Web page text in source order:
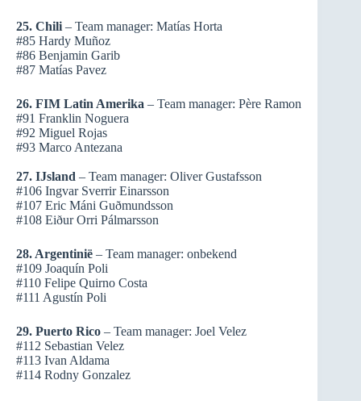
25. Chili – Team manager: Matías Horta
#85 Hardy Muñoz
#86 Benjamin Garib
#87 Matías Pavez
26. FIM Latin Amerika – Team manager: Père Ramon
#91 Franklin Noguera
#92 Miguel Rojas
#93 Marco Antezana
27. IJsland – Team manager: Oliver Gustafsson
#106 Ingvar Sverrir Einarsson
#107 Eric Máni Guðmundsson
#108 Eiður Orri Pálmarsson
28. Argentinië – Team manager: onbekend
#109 Joaquín Poli
#110 Felipe Quirno Costa
#111 Agustín Poli
29. Puerto Rico – Team manager: Joel Velez
#112 Sebastian Velez
#113 Ivan Aldama
#114 Rodny Gonzalez